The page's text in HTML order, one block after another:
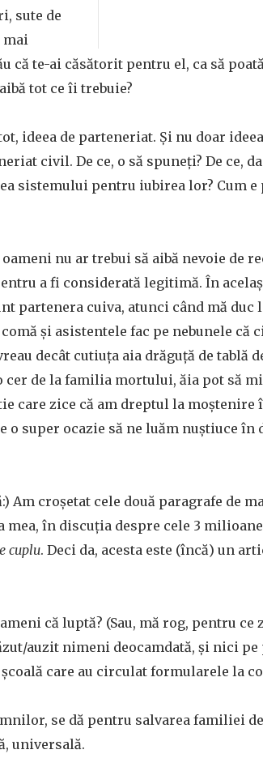
sute de
mai
că te-ai căsătorit pentru el, ca să
tot ce îi trebuie?
ideea de parteneriat. Şi nu doar
civil. De ce, o să spuneţi? De ce,
sistemului pentru iubirea lor? Cum
nu ar trebui să aibă nevoie de
a fi considerată legitimă. În
partenera cuiva, atunci când mă duc
şi asistentele fac pe nebunele că
decât cutiuţa aia drăguţă de tablă
cer de la familia mortului, ăia pot să
care zice că am dreptul la moştenire
o super ocazie să ne luăm nuștiuce
Am croşetat cele două paragrafe de
în discuţia despre cele 3
cuplu. Deci da, acesta este (încă) un
că luptă? (Sau, mă rog, pentru
auzit nimeni deocamdată, şi nici
care au circulat formularele la
se dă pentru salvarea familiei
universală.